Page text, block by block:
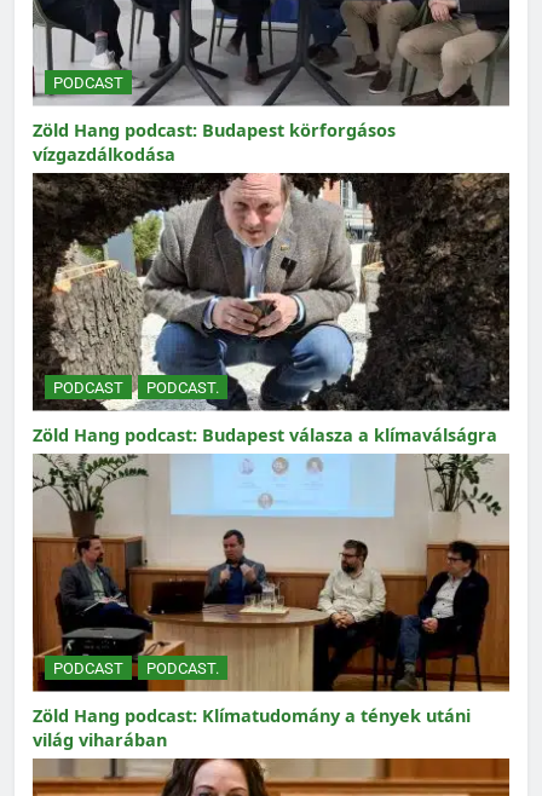
PODCAST
Zöld Hang podcast: Budapest körforgásos
vízgazdálkodása
PODCAST PODCAST.
Zöld Hang podcast: Budapest válasza a klímaválságra
PODCAST PODCAST.
Zöld Hang podcast: Klímatudomány a tények utáni
világ viharában